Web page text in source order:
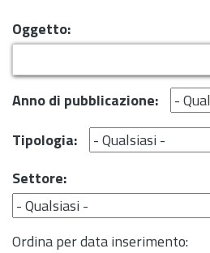
Oggetto:
Anno di pubblicazione:
Tipologia:
Settore:
Ordina per data inserimento: